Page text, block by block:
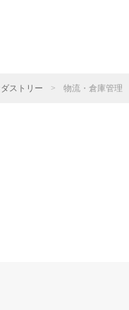
ストリー > 物流・倉庫管理